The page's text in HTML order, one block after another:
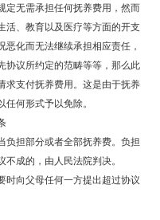
定无需承担任何抚养费用，然而
活、教育以及医疗等方面的开支
化而无法继续承担相应责任，
协议所约定的范畴等等，那么此
求支付抚养费用。这是由于抚养
何形式予以免除。
负担部分或者全部抚养费。负担
成的，由人民法院判决。
时向父母任何一方提出超过协议